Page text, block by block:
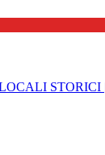
LOCALI